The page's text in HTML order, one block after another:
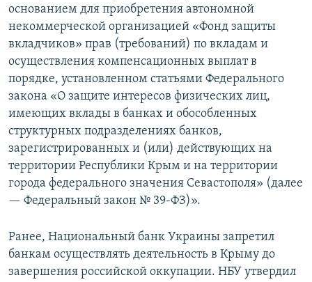
основанием для приобретения автономной
некоммерческой организацией «Фонд защиты
вкладчиков» прав (требований) по вкладам и
осуществления компенсационных выплат в
порядке, установленном статьями Федерального
закона «О защите интересов физических лиц,
имеющих вклады в банках и обособленных
структурных подразделениях банков,
зарегистрированных и (или) действующих на
территории Республики Крым и на территории
города федерального значения Севастополя» (далее
— Федеральный закон № 39-ФЗ)».
Ранее, Национальный банк Украины запретил
банкам осуществлять деятельность в Крыму до
завершения российской оккупации. НБУ утвердил